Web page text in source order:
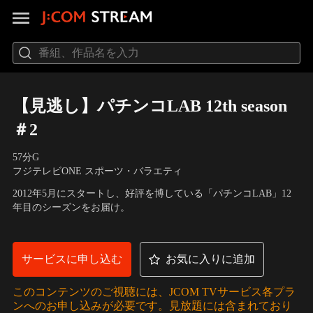
【見逃し】パチンコLAB 12th season
＃2
57分G
フジテレビONE スポーツ・バラエティ
2012年5月にスタートし、好評を博している「パチンコLAB」12
年目のシーズンをお届け。
サービスに申し込む お気に入りに追加
このコンテンツのご視聴には、JCOM TVサービス各プラ
ンへのお申し込みが必要です。見放題には含まれており